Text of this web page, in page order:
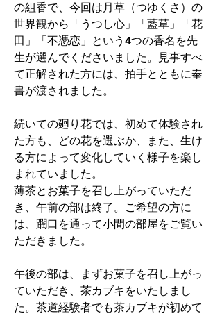
の組香で、今回は月草（つゆくさ）の
世界観から「うつし心」「藍草」「花
田」「不憑恋」という4つの香名を先
生が選んでくださいました。見事すべ
て正解された方には、拍手とともに奉
書が渡されました。
続いての廻り花では、初めて体験され
た方も、どの花を選ぶか、また、生け
る方によって変化していく様子を楽し
まれていました。
薄茶とお菓子を召し上がっていただ
き、午前の部は終了。ご希望の方に
は、躙口を通って小間の部屋をご覧い
ただきました。
午後の部は、まずお菓子を召し上がっ
ていただき、茶カブキをいたしまし
た。茶道経験者でも茶カブキが初めて